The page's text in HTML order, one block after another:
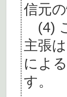
信元
(4)
主張
によ
す。